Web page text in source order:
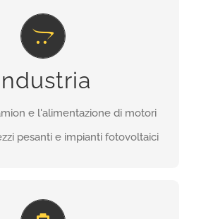
e l'alimentazione di motori
pesanti e impianti fotovoltaici
Industria
e l’alimentazione di motori
pesanti, macchinari destinati e
DI PIU’
Nautica